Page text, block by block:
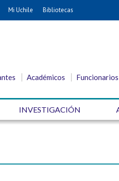
Mi Uchile Bibliotecas
Académicos Funcionarios
INVESTIGACIÓN